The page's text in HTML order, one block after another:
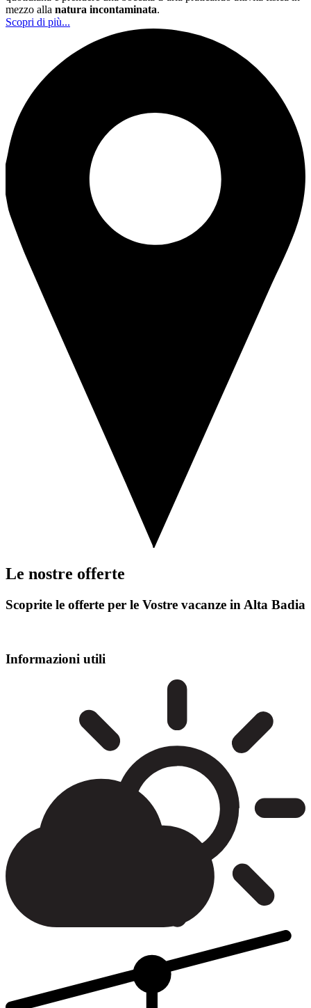
mezzo alla natura incontaminata.
Scopri di più...
Le nostre offerte
Scoprite le offerte per le Vostre vacanze in Alta Badia
Informazioni utili